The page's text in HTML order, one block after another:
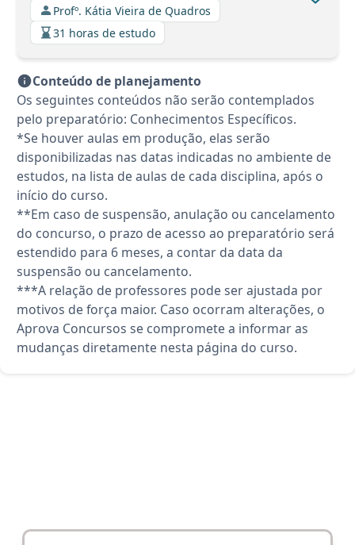
Profº. Kátia Vieira de Quadros
31 horas de estudo
Conteúdo de planejamento
Os seguintes conteúdos não serão contemplados
pelo preparatório: Conhecimentos Específicos.
*Se houver aulas em produção, elas serão
disponibilizadas nas datas indicadas no ambiente de
estudos, na lista de aulas de cada disciplina, após o
início do curso.
**Em caso de suspensão, anulação ou cancelamento
do concurso, o prazo de acesso ao preparatório será
estendido para 6 meses, a contar da data da
suspensão ou cancelamento.
***A relação de professores pode ser ajustada por
motivos de força maior. Caso ocorram alterações, o
Aprova Concursos se compromete a informar as
mudanças diretamente nesta página do curso.